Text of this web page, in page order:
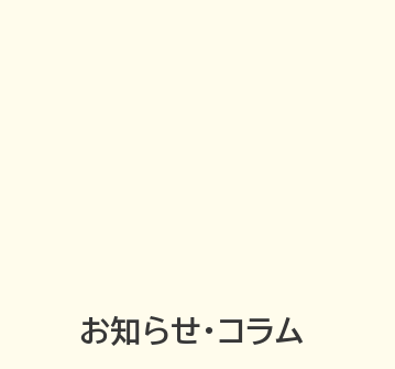
お知らせ・コラム